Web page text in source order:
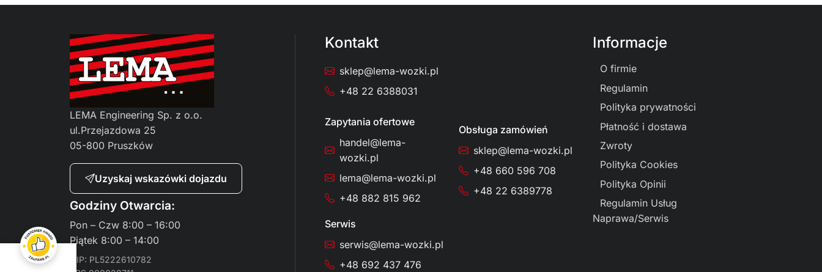
LEMA Engineering Sp. z o.o.
ul.Przejazdowa 25
05-800 Pruszków
Uzyskaj wskazówki dojazdu
Godziny Otwarcia:
Pon – Czw 8:00 – 16:00
Piątek 8:00 – 14:00
NIP: PL5222610782
Kontakt
sklep@lema-wozki.pl
+48 22 6388031
Zapytania ofertowe
handel@lema-
wozki.pl
lema@lema-wozki.pl
+48 882 815 962
Serwis
serwis@lema-wozki.pl
+48 692 437 476
Obsługa zamówień
sklep@lema-wozki.pl
+48 660 596 708
+48 22 6389778
Informacje
O firmie
Regulamin
Polityka prywatności
Płatność i dostawa
Zwroty
Polityka Cookies
Polityka Opinii
Regulamin Usług
Naprawa/Serwis